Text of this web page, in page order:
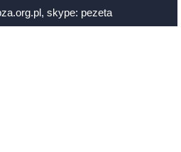
, skype: pezeta